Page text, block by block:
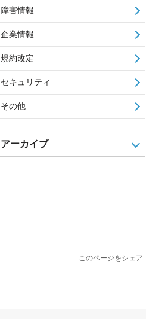
障害情報
企業情報
規約改定
セキュリティ
その他
アーカイブ
このページをシェア